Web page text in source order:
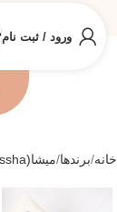
ورود / ثبت نام
خانه برندها میشا(Missha)